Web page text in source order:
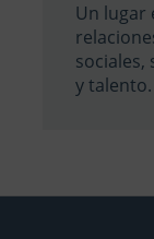
Un lugar
sociales,
y talento.